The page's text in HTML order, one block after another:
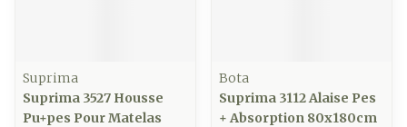
Suprima
Suprima 3527 Housse
Pu+pes Pour Matelas
Bota
Suprima 3112 Alaise Pes
+ Absorption 80x180cm